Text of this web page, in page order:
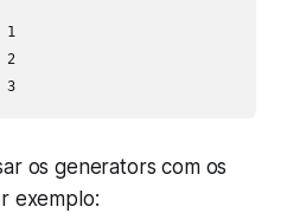
1
2
3
os generators com os
exemplo: